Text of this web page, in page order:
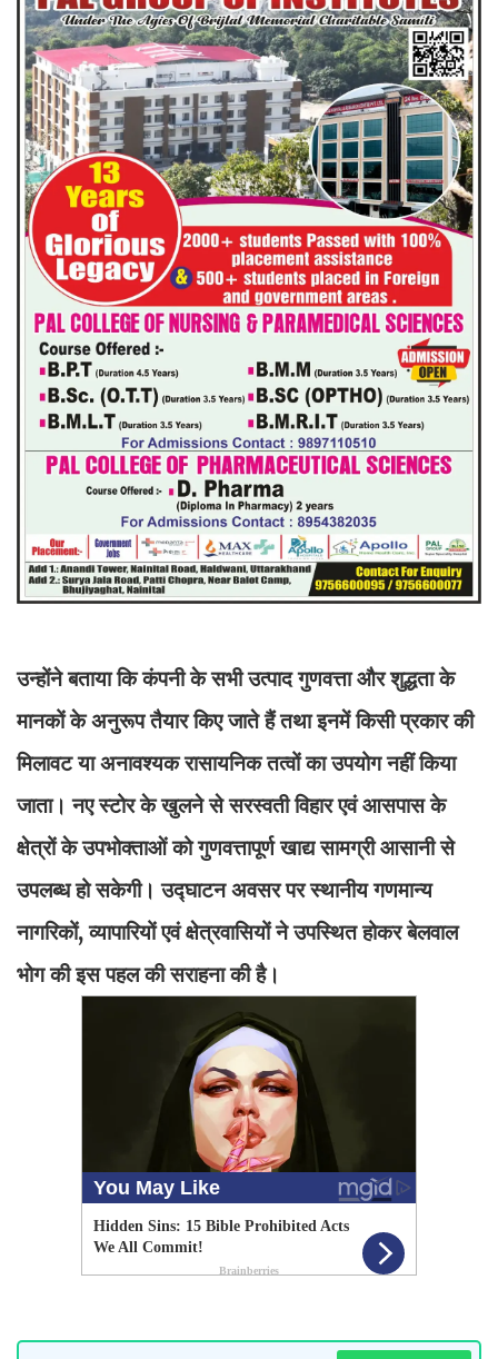
उन्होंने बताया कि कंपनी के सभी उत्पाद गुणवत्ता और शुद्धता के
मानकों के अनुरूप तैयार किए जाते हैं तथा इनमें किसी प्रकार की
मिलावट या अनावश्यक रासायनिक तत्वों का उपयोग नहीं किया
जाता। नए स्टोर के खुलने से सरस्वती विहार एवं आसपास के
क्षेत्रों के उपभोक्ताओं को गुणवत्तापूर्ण खाद्य सामग्री आसानी से
उपलब्ध हो सकेगी। उद्घाटन अवसर पर स्थानीय गणमान्य
नागरिकों, व्यापारियों एवं क्षेत्रवासियों ने उपस्थित होकर बेलवाल
भोग की इस पहल की सराहना की है।